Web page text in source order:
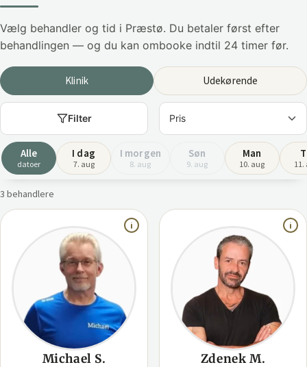
Vælg behandler og tid i Præstø. Du betaler først efter
behandlingen — og du kan ombooke indtil 24 timer før.
Klinik Udekørende
Filter
Alle
datoer
I dag
7. aug
I morgen
8. aug
Søn
9. aug
Man
10. aug 11.
3 behandlere
Michael S.
Zdenek M.